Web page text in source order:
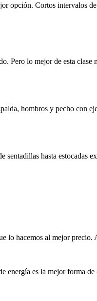
opción. Cortos intervalos
Pero lo mejor de esta
hombros y pecho con
sentadillas hasta
hacemos al mejor
energía es la mejor forma